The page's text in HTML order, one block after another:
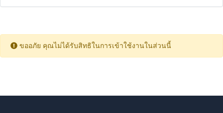
ขออภัย คุณไม่ได้รับสิทธิในการเข้าใช้งานในส่วนนี้